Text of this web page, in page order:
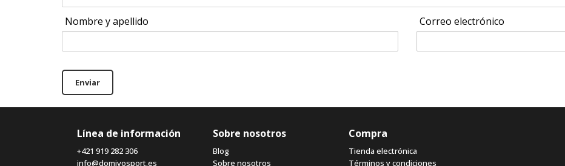
Nombre y apellido Correo electrónico
Enviar
Línea de información
+421 919 282 306
info@domivosport.es
Sobre nosotros
Blog
Sobre nosotros
Compra
Tienda electrónica
Términos y condiciones